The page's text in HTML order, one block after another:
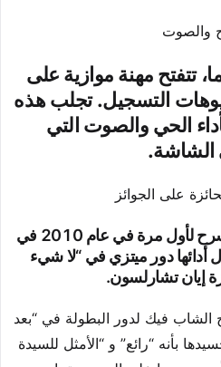
والصوت
تتفتح مهنة موازية على
التسجيل. تجلب هذه
الحي والصوت التي
الشاشة.
على الجوائز
دخلت ناتالي دورمر إلى المسرح لأول مرة في عام 2010 في
دور ميتزي في “لا شيء
إيان تشارلسون.
فيك لدور البطولة في “بعد
بأنه “رائع” و “الأمثل للسيدة